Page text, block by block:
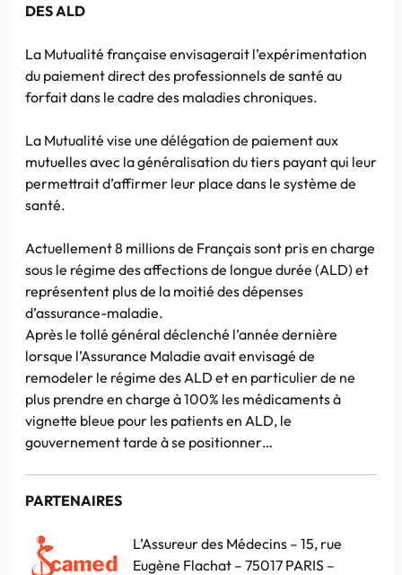
DES ALD
La Mutualité française envisagerait l’expérimentation
du paiement direct des professionnels de santé au
forfait dans le cadre des maladies chroniques.
La Mutualité vise une délégation de paiement aux
mutuelles avec la généralisation du tiers payant qui leur
permettrait d’affirmer leur place dans le système de
santé.
Actuellement 8 millions de Français sont pris en charge
sous le régime des affections de longue durée (ALD) et
représentent plus de la moitié des dépenses
d’assurance-maladie.
Après le tollé général déclenché l’année dernière
lorsque l’Assurance Maladie avait envisagé de
remodeler le régime des ALD et en particulier de ne
plus prendre en charge à 100% les médicaments à
vignette bleue pour les patients en ALD, le
gouvernement tarde à se positionner…
PARTENAIRES
L’Assureur des Médecins – 15, rue
Eugène Flachat – 75017 PARIS –